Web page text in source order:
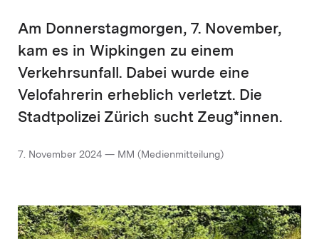
Am Donnerstagmorgen, 7. November,
kam es in Wipkingen zu einem
Verkehrsunfall. Dabei wurde eine
Velofahrerin erheblich verletzt. Die
Stadtpolizei Zürich sucht Zeug*innen.
7. November 2024 — MM (Medienmitteilung)